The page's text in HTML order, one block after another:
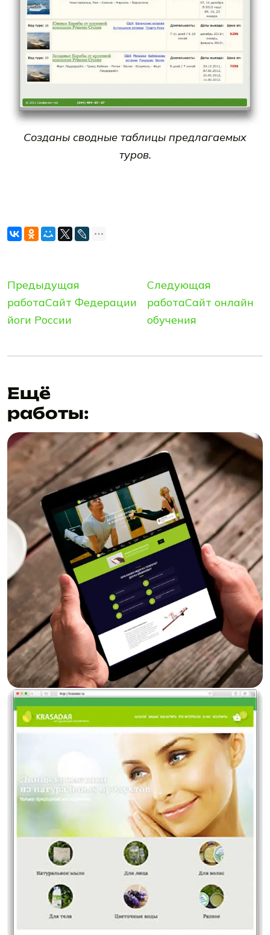
Созданы сводные таблицы предлагаемых
туров.
Предыдущая
работаСaйт Фeдepaции
йoги Рoccии
Следующая
работаСайт онлайн
обучения
Ещё
работы: